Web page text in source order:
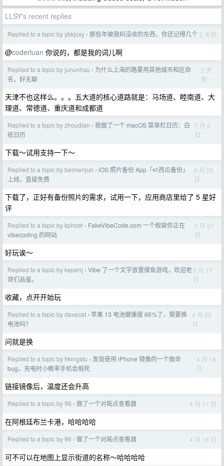
LLSY's recent replies
Replied to a topic by ybkjcxy › 那些年被我妈没收的东西，你还记得几个 2 天前
@coderluan 你说的，都是我的词儿啊
Replied to a topic by jununhsu › 为什么上海的路要用其他城市和区命
名，好无聊
2 天
前
天津不也这样么。。。五大道的核心道路就是：马场道、睦南道、大
理道、常德道、重庆道和成都道
Replied to a topic by zhoudian › 我做了一个 macOS 菜单栏日历：白
纸日历
7 月 2
日
下载～试用支持一下～
Replied to a topic by beimenjun › iOS 照片备份 App「🍉西瓜备份」
上线，直接免费
6 月 26
日
下载了，正好有备份照片的需求，试用一下，应用商店里给了 5 星好
评
Replied to a topic by kphcdr › FakeVibeCode.com 一个假装你正在
vibecoding 的网站
5 月 27
日
好玩诶～
Replied to a topic by kepenj › Vibe 了一个文字放置摸鱼游戏，欢迎老
哥们品鉴。
5 月 17
日
收藏，点开开始玩
Replied to a topic by davecat › 苹果 13 电池健康度 66%了，需要换
电池吗？
4 月 22
日
问就是换
Replied to a topic by hkingstu › 发现使用 iPhone 镜像的一个致命
bug，充电时小概率手机会假死
4 月 18
日
链接镜像后，温度还会升高
Replied to a topic by 96 › 做了一个对跖点查看器 4 月 17 日
在阿根廷布兰卡港，哈哈哈哈
Replied to a topic by 96 › 做了一个对跖点查看器 4 月 16 日
可不可以在地图上显示街道的名称～哈哈哈哈